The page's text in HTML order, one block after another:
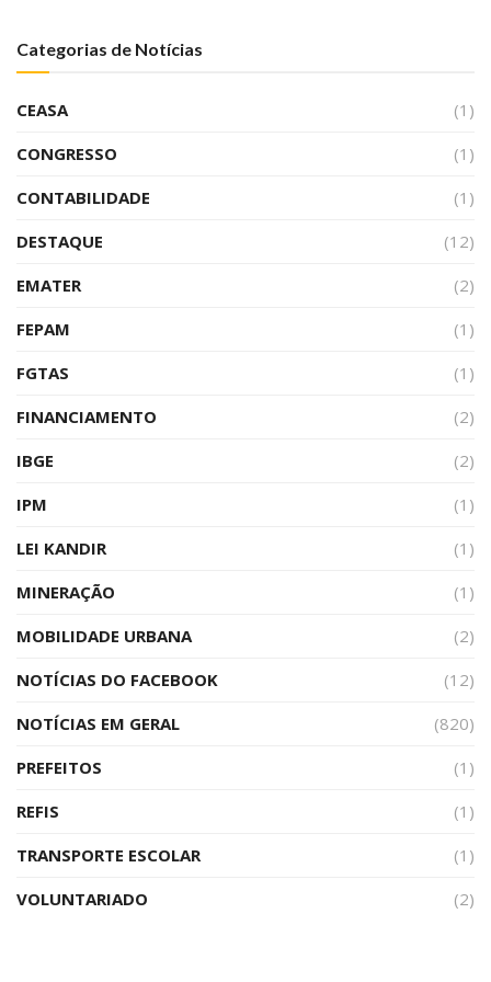
Categorias de Notícias
CEASA
(1)
CONGRESSO
(1)
CONTABILIDADE
(1)
DESTAQUE
(12)
EMATER
(2)
FEPAM
(1)
FGTAS
(1)
FINANCIAMENTO
(2)
IBGE
(2)
IPM
(1)
LEI KANDIR
(1)
MINERAÇÃO
(1)
MOBILIDADE URBANA
(2)
NOTÍCIAS DO FACEBOOK
(12)
NOTÍCIAS EM GERAL
(820)
PREFEITOS
(1)
REFIS
(1)
TRANSPORTE ESCOLAR
(1)
VOLUNTARIADO
(2)